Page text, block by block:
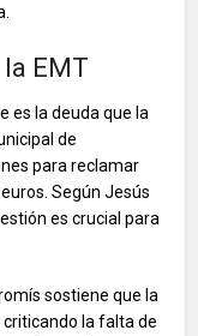
EMT
es la deuda que la
de
para reclamar
Según Jesús
es crucial para
sostiene que la
la falta de